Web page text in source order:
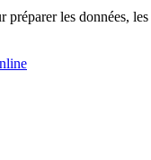
les données,